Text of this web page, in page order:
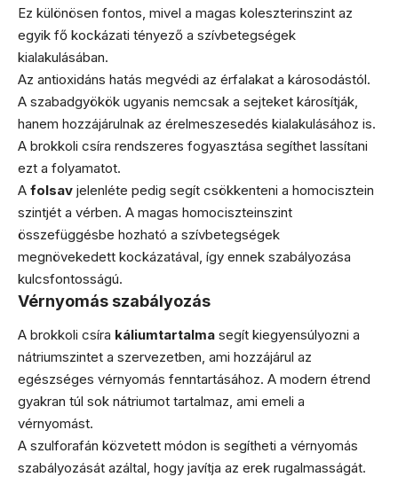
Ez különösen fontos, mivel a magas koleszterinszint az
egyik fő kockázati tényező a szívbetegségek
kialakulásában.
Az antioxidáns hatás megvédi az érfalakat a károsodástól.
A szabadgyökök ugyanis nemcsak a sejteket károsítják,
hanem hozzájárulnak az érelmeszesedés kialakulásához is.
A brokkoli csíra rendszeres fogyasztása segíthet lassítani
ezt a folyamatot.
A folsav jelenléte pedig segít csökkenteni a homocisztein
szintjét a vérben. A magas homociszteinszint
összefüggésbe hozható a szívbetegségek
megnövekedett kockázatával, így ennek szabályozása
kulcsfontosságú.
Vérnyomás szabályozás
A brokkoli csíra káliumtartalma segít kiegyensúlyozni a
nátriumszintet a szervezetben, ami hozzájárul az
egészséges vérnyomás fenntartásához. A modern étrend
gyakran túl sok nátriumot tartalmaz, ami emeli a
vérnyomást.
A szulforafán közvetett módon is segítheti a vérnyomás
szabályozását azáltal, hogy javítja az erek rugalmasságát.